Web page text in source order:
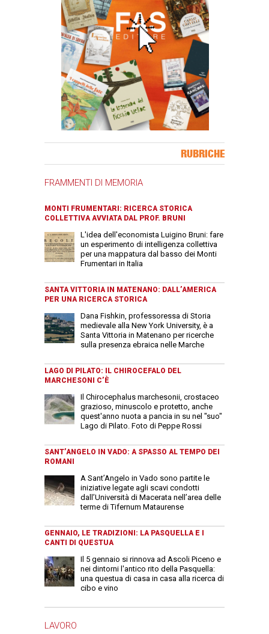
RUBRICHE
FRAMMENTI DI MEMORIA
MONTI FRUMENTARI: RICERCA STORICA
COLLETTIVA AVVIATA DAL PROF. BRUNI
L'idea dell'economista Luigino Bruni: fare
un esperimento di intelligenza collettiva
per una mappatura dal basso dei Monti
Frumentari in Italia
SANTA VITTORIA IN MATENANO: DALL’AMERICA
PER UNA RICERCA STORICA
Dana Fishkin, professoressa di Storia
medievale alla New York University, è a
Santa Vittoria in Matenano per ricerche
sulla presenza ebraica nelle Marche
LAGO DI PILATO: IL CHIROCEFALO DEL
MARCHESONI C’È
Il Chirocephalus marchesonii, crostaceo
grazioso, minuscolo e protetto, anche
quest'anno nuota a pancia in su nel "suo"
Lago di Pilato. Foto di Peppe Rossi
SANT’ANGELO IN VADO: A SPASSO AL TEMPO DEI
ROMANI
A Sant’Angelo in Vado sono partite le
iniziative legate agli scavi condotti
dall’Università di Macerata nell’area delle
terme di Tifernum Mataurense
GENNAIO, LE TRADIZIONI: LA PASQUELLA E I
CANTI DI QUESTUA
Il 5 gennaio si rinnova ad Ascoli Piceno e
nei dintorni l'antico rito della Pasquella:
una questua di casa in casa alla ricerca di
cibo e vino
LAVORO